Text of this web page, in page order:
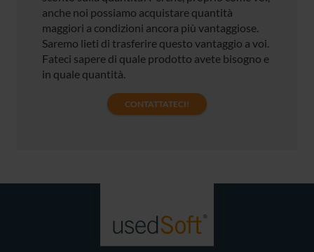
anche noi possiamo acquistare quantità
maggiori a condizioni ancora più vantaggiose.
Saremo lieti di trasferire questo vantaggio a voi.
Fateci sapere di quale prodotto avete bisogno e
in quale quantità.
CONTATTATECI!